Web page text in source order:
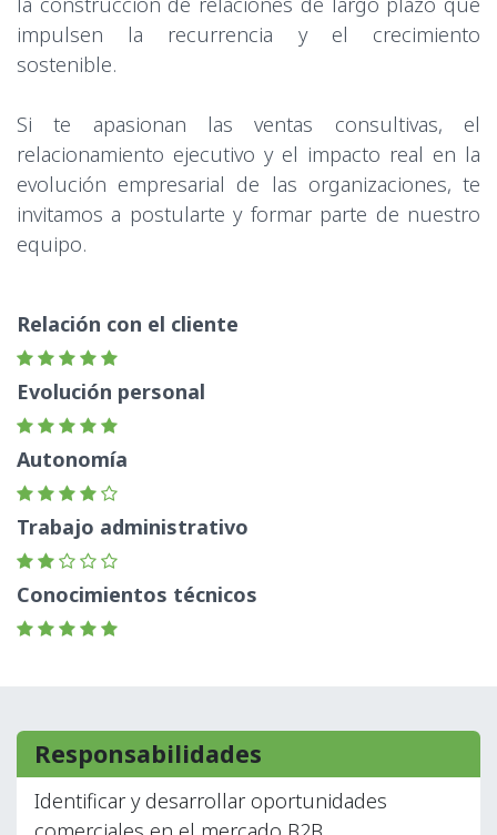
impulsen la recurrencia y el crecimiento
sostenible.
Si te apasionan las ventas consultivas, el
relacionamiento ejecutivo y el impacto real en la
evolución empresarial de las organizaciones, te
invitamos a postularte y formar parte de nuestro
equipo.
Relación con el cliente
Evolución personal
Autonomía
Trabajo administrativo
Conocimientos técnicos
Responsabilidades
Identificar y desarrollar oportunidades